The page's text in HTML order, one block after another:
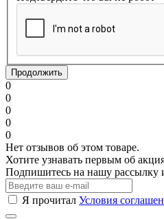
Продолжить
0
0
0
0
0
Нет отзывов об этом товаре.
Хотите узнавать первым об
Подпишитесь на нашу рассылку
Я прочитал Условия